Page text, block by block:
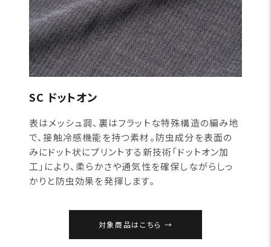
SC ドットオン
表はメッシュ調、裏はフラットな特殊構造の編み地
で、接触冷感機能を持つ素材。防虫成分を表面の
みにドット状にプリントする新技術「ドットオン加
工」により、柔らかさや通気性を確保しながらしっ
かりと防虫効果を発揮します。
対象商品はこちら